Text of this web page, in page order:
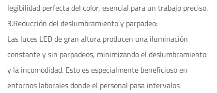
legibilidad perfecta del color, esencial para un trabajo preciso.
3.Reducción del deslumbramiento y parpadeo:
Las luces LED de gran altura producen una iluminación
constante y sin parpadeos, minimizando el deslumbramiento
y la incomodidad. Esto es especialmente beneficioso en
entornos laborales donde el personal pasa intervalos